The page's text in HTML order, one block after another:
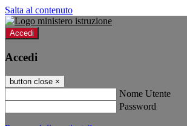
Salta al contenuto
Accedi
Accedi
button close ×
Nome Utente
Password